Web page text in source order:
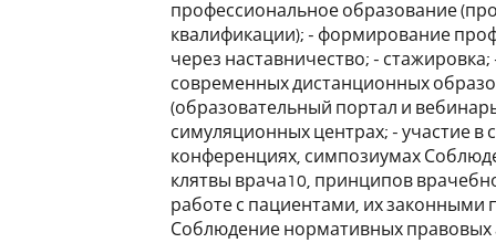
профессиональное образование
квалификации); - формирование
через наставничество; -
современных дистанционных
(образовательный портал и
симуляционных центрах; - участие в
конференциях, симпозиумах
клятвы врача10, принципов
работе с пациентами, их законными
Соблюдение нормативных правовых